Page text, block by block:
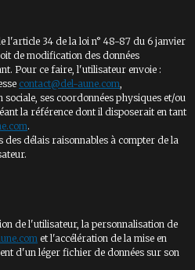
l'article 34 de la loi n° 48-87 du 6 janvier
de modification des données
Pour ce faire, l'utilisateur envoie :
contact@del-aune.com,
ses coordonnées physiques et/ou
la référence dont il disposerait en tant
.
délais raisonnables à compter de la
de l'utilisateur, la personnalisation de
et l'accélération de la mise en
d'un léger fichier de données sur son